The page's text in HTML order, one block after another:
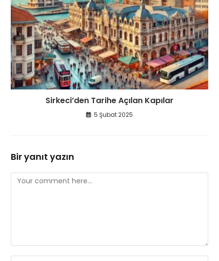
Sirkeci’den Tarihe Açılan Kapılar
5 Şubat 2025
Bir yanıt yazın
Comment